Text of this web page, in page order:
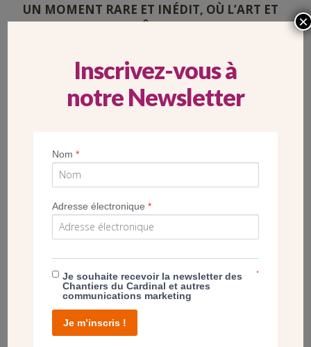
UN MOMENT RARE ET INÉDIT, OÙ L’ART ET
L’ÂME
VISITE DE CHANTIER DE LA FUTURE ÉGLISE
SAINT-JOSEPH-LE-BIENVEILLANT À VOISINS-
LE-BRETONNEUX (78)
Inscrivez-vous à
notre Newsletter
Nom*
Adresse électronique*
Je souhaite recevoir la newsletter des
Chantiers du Cardinal et autres
communications marketing
*
Je m’inscris !
×